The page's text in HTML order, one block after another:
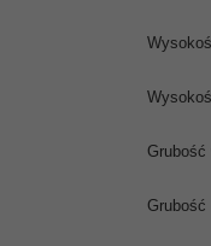
Grubość
Grubość